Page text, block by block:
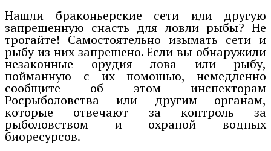
Нашли браконьерские сети или другую
запрещенную снасть для ловли рыбы? Не
трогайте! Самостоятельно изымать сети и
рыбу из них запрещено. Если вы обнаружили
незаконные орудия лова или рыбу,
пойманную с их помощью, немедленно
сообщите об этом инспекторам
Росрыболовства или другим органам,
которые отвечают за контроль за
рыболовством и охраной водных
биоресурсов.